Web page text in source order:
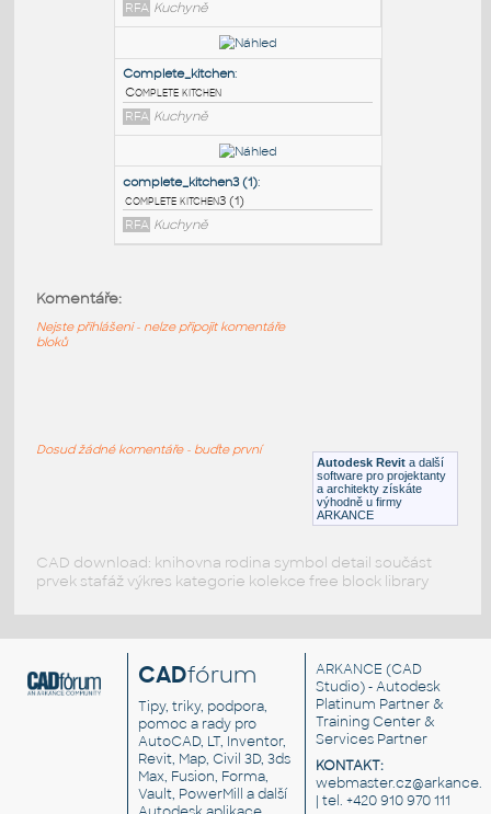
Kitchen2
RFA Kuchyně
Complete_Kitchen_With_Holdspline
Complete Kitchen With Holdspline
RFA Kuchyně
Kuchyně
Autodesk Revit a další
software pro projektanty
a architekty získáte
výhodně u firmy
ARKANCE
Komentáře:
Nejste přihlášeni - nelze připojit komentáře
bloků
Dosud žádné komentáře - buďte první
CAD download: knihovna rodina symbol detail součást
prvek stafáž výkres kategorie kolekce free block library
CADfórum
Tipy, triky, podpora,
pomoc a rady pro
AutoCAD, LT, Inventor,
Revit, Map, Civil 3D, 3ds
Max, Fusion, Forma,
Vault, PowerMill a další
ARKANCE (CAD
Studio) - Autodesk
Platinum Partner &
Training Center &
Services Partner
KONTAKT:
| tel. +420 910 970 111